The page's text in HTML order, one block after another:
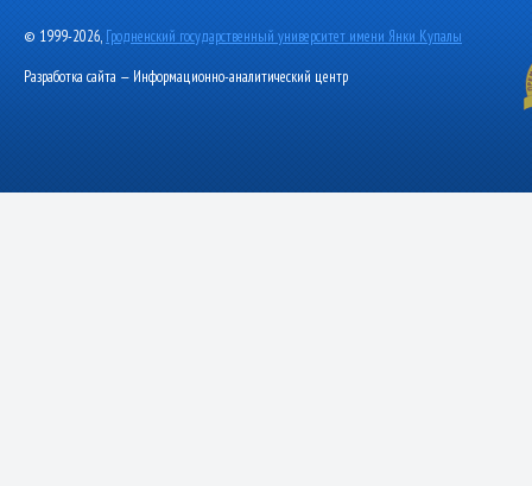
© 1999-2026, Гродненский государственный университет имени Янки Купалы
Разработка сайта — Информационно-аналитический центр